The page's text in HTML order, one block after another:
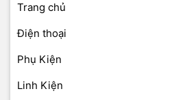
Trang chủ
Điện thoại
Phụ Kiện
Linh Kiện